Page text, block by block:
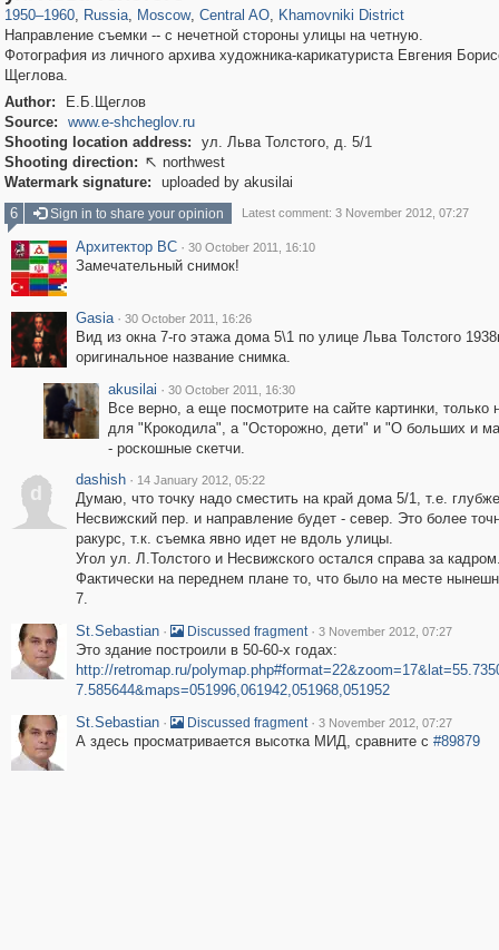
1950–1960, Russia, Moscow, Central AO, Khamovniki District
Направление съемки -- с нечетной стороны улицы на четную.
Фотография из личного архива художника-карикатуриста Евгения
Щеглова.
Author:
Е.Б.Щеглов
Source:
www.e-shcheglov.ru
Shooting location address:
ул. Льва Толстого, д. 5/1
Shooting direction:  northwest
Watermark signature:
uploaded by akusilai
6
Sign in to share your opinion Latest comment: 3 November 2012, 07:27
Архитектор ВС · 30 October 2011, 16:10
Замечательный снимок!
Gasia · 30 October 2011, 16:26
Вид из окна 7-го этажа дома 5\1 по улице Льва Толстого
оригинальное название снимка.
akusilai · 30 October 2011, 16:30
Все верно, а еще посмотрите на сайте картинки, только
для "Крокодила", а "Осторожно, дети" и "О больших и
- роскошные скетчи.
d
dashish · 14 January 2012, 05:22
Думаю, что точку надо сместить на край дома 5/1, т.е.
Несвижский пер. и направление будет - север. Это более
ракурс, т.к. съемка явно идет не вдоль улицы.
Угол ул. Л.Толстого и Несвижского остался справа за
Фактически на переднем плане то, что было на месте
7.
St.Sebastian · Discussed fragment · 3 November 2012, 07:27
Это здание построили в 50-60-х годах:
http://retromap.ru/
7.585644&maps=051996,061942,051968,051952
St.Sebastian · Discussed fragment · 3 November 2012, 07:27
А здесь просматривается высотка МИД, сравните с #89879